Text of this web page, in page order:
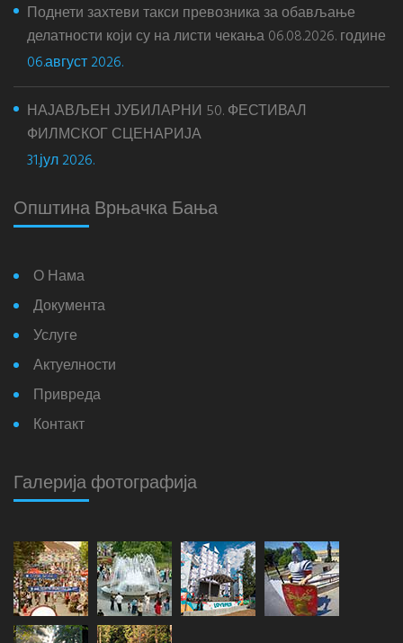
Поднети захтеви такси превозника за обављање
делатности који су на листи чекања 06.08.2026. године
06.август 2026.
НАЈАВЉЕН ЈУБИЛАРНИ 50. ФЕСТИВАЛ
ФИЛМСКОГ СЦЕНАРИЈА
31.јул 2026.
Општина Врњачка Бања
О Нама
Документа
Услуге
Актуелности
Привреда
Контакт
Галерија фотографија